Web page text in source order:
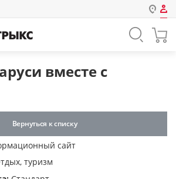
Беларусь
Авторизация
Пароль
Запомнить меня на этом
вместе с
Вернуться к списку
сайт
туризм